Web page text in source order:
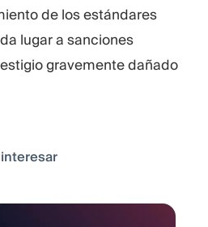
de los estándares
lugar a sanciones
gravemente dañado